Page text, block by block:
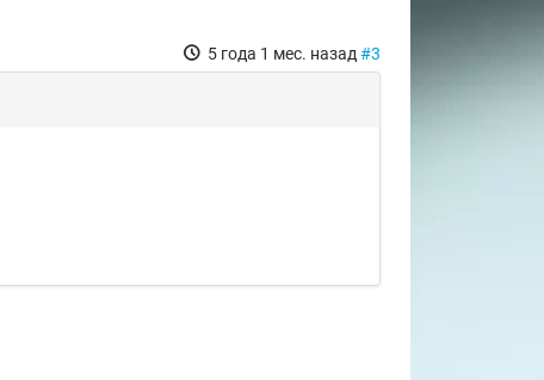
5 года 1 мес. назад #3